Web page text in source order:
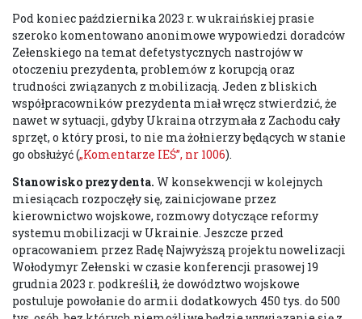
Pod koniec października 2023 r. w ukraińskiej prasie
szeroko komentowano anonimowe wypowiedzi doradców
Zełenskiego na temat defetystycznych nastrojów w
otoczeniu prezydenta, problemów z korupcją oraz
trudności związanych z mobilizacją. Jeden z bliskich
współpracowników prezydenta miał wręcz stwierdzić, że
nawet w sytuacji, gdyby Ukraina otrzymała z Zachodu cały
sprzęt, o który prosi, to nie ma żołnierzy będących w stanie
go obsłużyć („Komentarze IEŚ”, nr 1006).
Stanowisko prezydenta. W konsekwencji w kolejnych
miesiącach rozpoczęły się, zainicjowane przez
kierownictwo wojskowe, rozmowy dotyczące reformy
systemu mobilizacji w Ukrainie. Jeszcze przed
opracowaniem przez Radę Najwyższą projektu nowelizacji
Wołodymyr Zełenski w czasie konferencji prasowej 19
grudnia 2023 r. podkreślił, że dowództwo wojskowe
postuluje powołanie do armii dodatkowych 450 tys. do 500